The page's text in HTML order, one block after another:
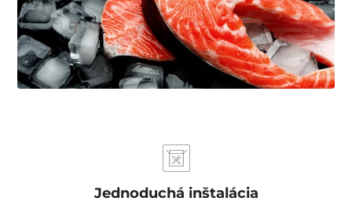
Jednoduchá inštalácia